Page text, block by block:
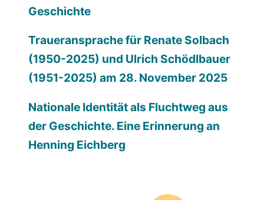
Geschichte
Traueransprache für Renate Solbach
(1950-2025) und Ulrich Schödlbauer
(1951-2025) am 28. November 2025
Nationale Identität als Fluchtweg aus
der Geschichte. Eine Erinnerung an
Henning Eichberg